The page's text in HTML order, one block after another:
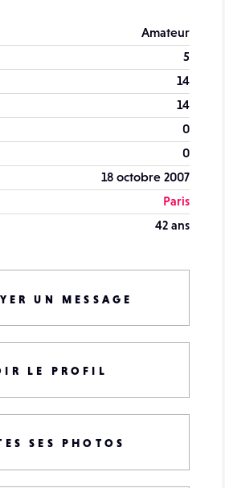
Amateur
5
14
14
0
0
18 octobre 2007
Paris
42 ans
UN MESSAGE
LE PROFIL
SES PHOTOS